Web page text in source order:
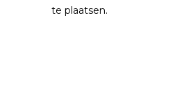
te plaatsen.